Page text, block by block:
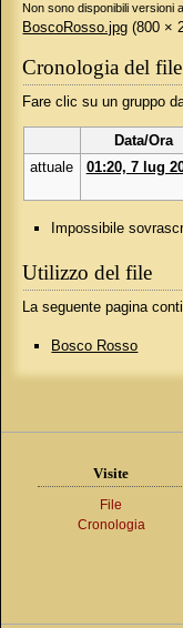
Non sono disponibili versioni
BoscoRosso.jpg ‎(800 ×
Cronologia del file
Fare clic su un gruppo
Data/Ora
attuale
01:20, 7 lug
Impossibile
Utilizzo del file
La seguente pagina
Bosco Rosso
Visite
File
Cronologia